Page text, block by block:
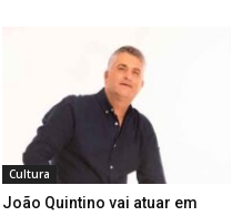
Cultura
João Quintino vai atuar em